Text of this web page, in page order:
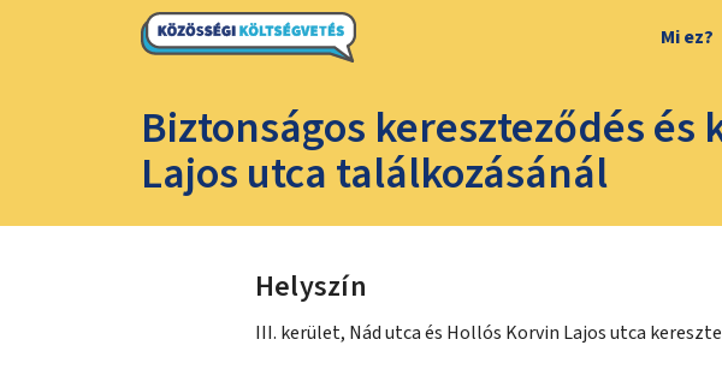
Mi ez?
Biztonságos kereszteződés
Lajos utca találkozásánál
Helyszín
III. kerület, Nád utca és Hollós Korvin Lajos utca